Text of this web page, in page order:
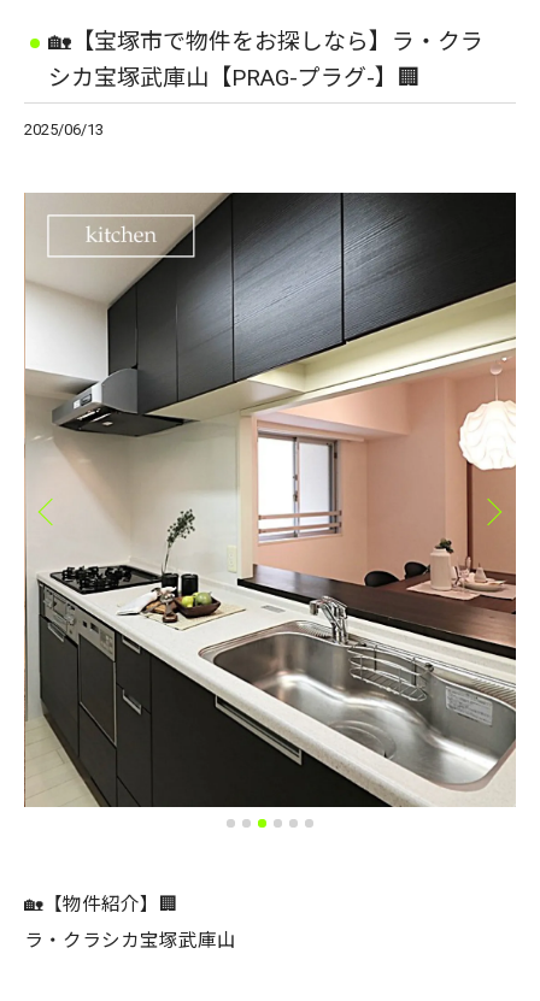
🏡【宝塚市で物件をお探しなら】ラ・クラ
シカ宝塚武庫山【PRAG-プラグ-】🏢
2025/06/13
🏡【物件紹介】🏢
ラ・クラシカ宝塚武庫山